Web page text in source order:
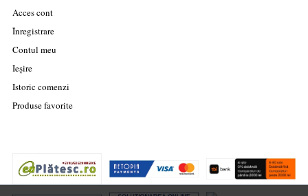
Acces cont
Înregistrare
Contul meu
Ieșire
Istoric comenzi
Produse favorite